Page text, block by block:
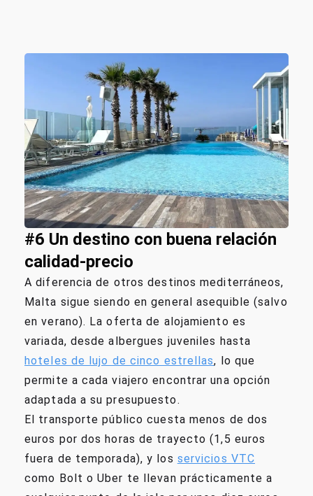
#6 Un destino con buena relación
calidad-precio
A diferencia de otros destinos mediterráneos,
Malta sigue siendo en general asequible (salvo
en verano). La oferta de alojamiento es
variada, desde albergues juveniles hasta
hoteles de lujo de cinco estrellas, lo que
permite a cada viajero encontrar una opción
adaptada a su presupuesto.
El transporte público cuesta menos de dos
euros por dos horas de trayecto (1,5 euros
fuera de temporada), y los servicios VTC
como Bolt o Uber te llevan prácticamente a